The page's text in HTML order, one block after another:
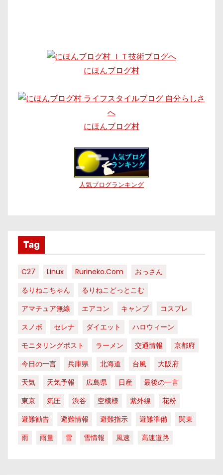
にほんブログ村
にほんブログ村
人気ブログランキング
Tag
C27 Linux Rurineko.com
おっさん
るりねこちゃん
るりねこどっとこむ
アマチュア無線
エアコン キャンプ
コスプレ
スノボ
セレナ ダイエット
ハロウィーン
モニタリングポスト
ラーメン 交通情報
京都府
今日の一言
兵庫県 北海道 台風
大阪府
天気
天気予報 広島県 日産
最後の一言
東京
気圧 渋谷 空模様 紫外線
花粉
避難勧告
避難情報 避難指示 避難準備
関東
雨
雨量 雪 雪情報 風速 高速道路